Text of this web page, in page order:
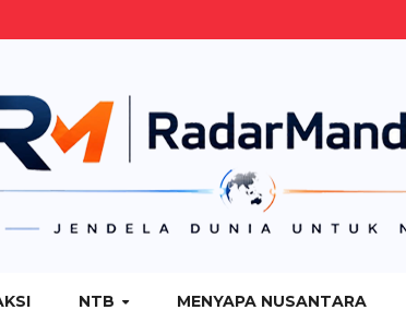
NTB MENYAPA NUSANTARA